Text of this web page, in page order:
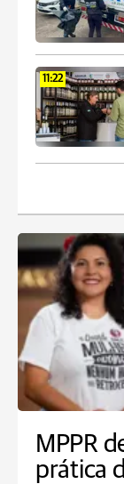
11:22
MPPR
prática